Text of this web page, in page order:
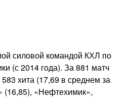
силовой командой КХЛ по
(с 2014 года). За 881 матч
хита (17,69 в среднем за
(16,85), «Нефтехимик»,